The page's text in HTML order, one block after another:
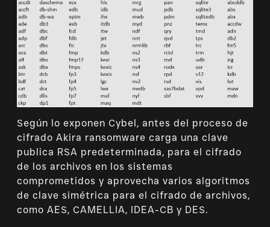
Según lo exponen Cybel, antes del proceso de
cifrado Akira ransomware carga una clave
publica RSA predeterminada, para el cifrado
de los archivos en los sistemas
comprometidos y aprovecha varios algoritmos
de clave simétrica para el cifrado de archivos,
como AES, CAMELLIA, IDEA-CB y DES.